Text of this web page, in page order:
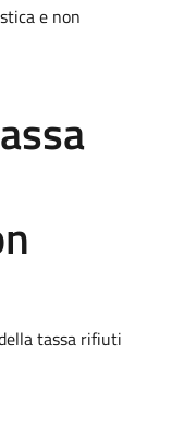
e non
tassa rifiuti